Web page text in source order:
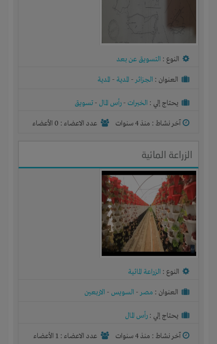
النوع : التسويق عن بعد
العنوان : الجزائر- المدية - المدية
يحتاج إلي : الخبرات - رأس المال - تسويق
آخر نشاط : منذ 4 سنوات عدد الاعضاء : 0 الأعضاء
الزراعة المائية
النوع : الزراعة المائية
العنوان : مصر- السويس - الاربعين
يحتاج إلي : رأس المال
آخر نشاط : منذ 4 سنوات عدد الاعضاء : 1 الأعضاء